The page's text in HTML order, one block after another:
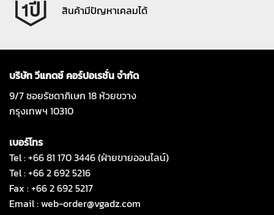
สินค้ามีปัญหาเคลมได้
บริษัท วีแกดซ์ คอร์ปอเรชั่น จำกัด
9/7 ซอยรัชดาภิเษก 18 ห้วยขวาง
กรุงเทพฯ 10310
เบอร์โทร
Tel : +66 81 170 3446 (ฝ่ายขายออนไลน์)
Tel : +66 2 692 5216
Fax : +66 2 692 5217
Email :web-order@vgadz.com